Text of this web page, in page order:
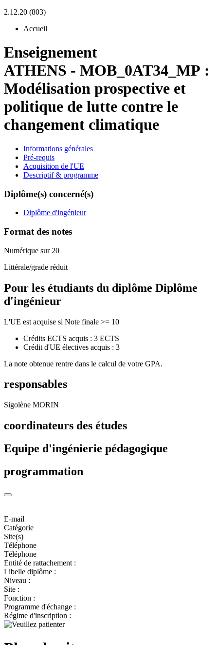
2.12.20 (803)
Accueil
Enseignement
ATHENS - MOB_0AT34_MP :
Modélisation prospective et
politique de lutte contre le
changement climatique
Informations générales
Pré-requis
Acquisition de l'UE
Descriptif & programme
Diplôme(s) concerné(s)
Diplôme d'ingénieur
Format des notes
Numérique sur 20
Littérale/grade réduit
Pour les étudiants du diplôme Diplôme
d'ingénieur
L'UE est acquise si Note finale >= 10
Crédits ECTS acquis : 3 ECTS
Crédit d'UE électives acquis : 3
La note obtenue rentre dans le calcul de votre GPA.
responsables
Sigolène MORIN
coordinateurs des études
Equipe d'ingénierie pédagogique
programmation
E-mail
Catégorie
Site(s)
Téléphone
Téléphone
Entité de rattachement :
Libelle diplôme :
Niveau :
Site :
Fonction :
Programme d'échange :
Régime d'inscription :